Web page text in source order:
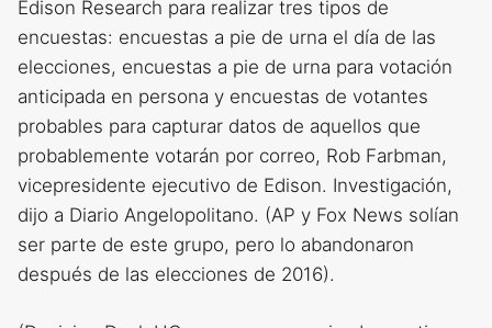
Edison Research para realizar tres tipos de
encuestas: encuestas a pie de urna el día de las
elecciones, encuestas a pie de urna para votación
anticipada en persona y encuestas de votantes
probables para capturar datos de aquellos que
probablemente votarán por correo, Rob Farbman,
vicepresidente ejecutivo de Edison. Investigación,
dijo a Diario Angelopolitano. (AP y Fox News solían
ser parte de este grupo, pero lo abandonaron
después de las elecciones de 2016).